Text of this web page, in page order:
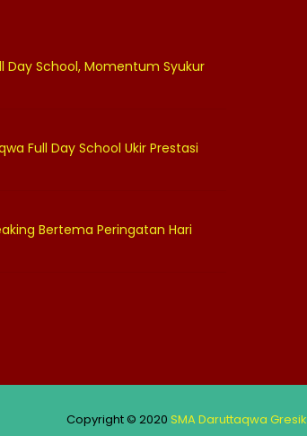
Day School, Momentum Syukur
Full Day School Ukir Prestasi
Bertema Peringatan Hari
Copyright © 2020 SMA Daruttaqwa Gresik